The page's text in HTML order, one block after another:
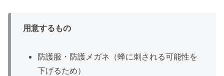
用意するもの
防護服・防護メガネ（蜂に刺される可能性を
下げるため）